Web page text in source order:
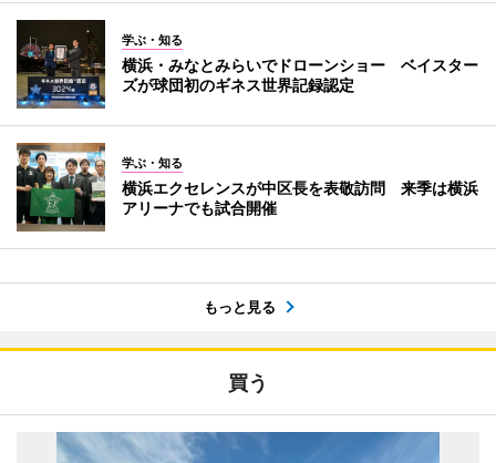
学ぶ・知る
横浜・みなとみらいでドローンショー ベイスター
ズが球団初のギネス世界記録認定
学ぶ・知る
横浜エクセレンスが中区長を表敬訪問 来季は横浜
アリーナでも試合開催
もっと見る
買う